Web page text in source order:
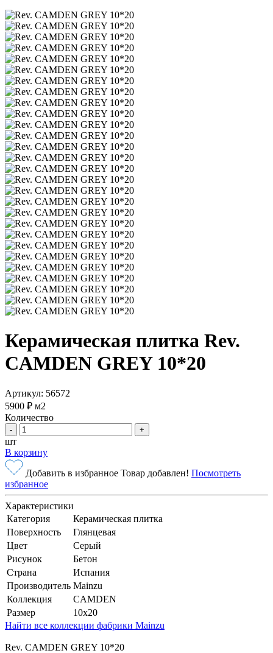
Керамическая плитка Rev.
CAMDEN GREY 10*20
Артикул: 56572
5900 ₽ м2
Количество
- +
шт
В корзину
Добавить в избранное Товар добавлен! Посмотреть
избранное
Характеристики
Категория
Керамическая плитка
Поверхность
Глянцевая
Цвет
Серый
Рисунок
Бетон
Страна
Испания
Производитель Mainzu
Коллекция
CAMDEN
Размер
10x20
Найти все коллекции фабрики Mainzu
Rev. CAMDEN GREY 10*20